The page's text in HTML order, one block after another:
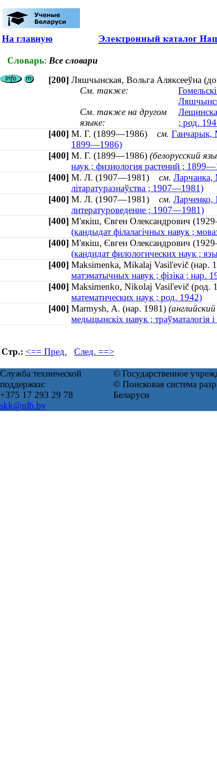
На главную
Словарь: Все словари
[200] Ляшчынская, Вольга Аляксееўна
См. также:
См. также на другом
языке:
; род.
[400] М. Г. (1899—1986) см. Ганчарык,
1899—1986)
[400] М. Г. (1899—1986) (белорусский
наук ; физиология растений ;
[400] М. Л. (1907—1981) см. Ларчанка,
літаратуразнаўства ; 1907—1981)
[400] М. Л. (1907—1981) см. Ларченко,
литературоведение ; 1907—1981)
[400] М'якіш, Євген Олександрович
(кандыдат філалагічных навук ;
[400] М'якіш, Євген Олександрович
(кандидат филологических наук ;
[400] Мaksimenka, Mikalaj Vasil'evič
матэматычных навук ; фізіка ; нар.
[400] Мaksimenko, Nikolaj Vasil'evič
математических наук ; род. 1942)
[400] Мarmysh, A. (нар. 1981)
медыцынскіх навук ; траўматалогія
Стр.: <== Пред. След. ==>
Служба технической
поддержки:
+375 17 293 29 78
skk@nlb.by
© Государственное
© Поисковая система
Беларуси